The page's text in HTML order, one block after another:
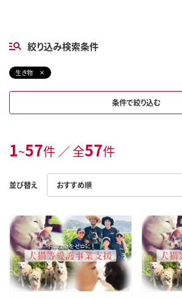
絞り込み検索条件
生き物
条件で絞り込む
1~57件 ／ 全57件
並び替え